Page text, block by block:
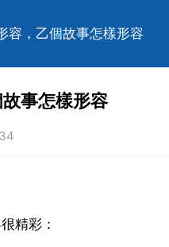
容，乙個故事怎樣形容
事怎樣形容
精彩：